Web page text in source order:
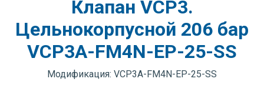
Клапан VCP3.
Цельнокорпусной 206 бар
VCP3A-FM4N-EP-25-SS
Модификация: VCP3A-FM4N-EP-25-SS